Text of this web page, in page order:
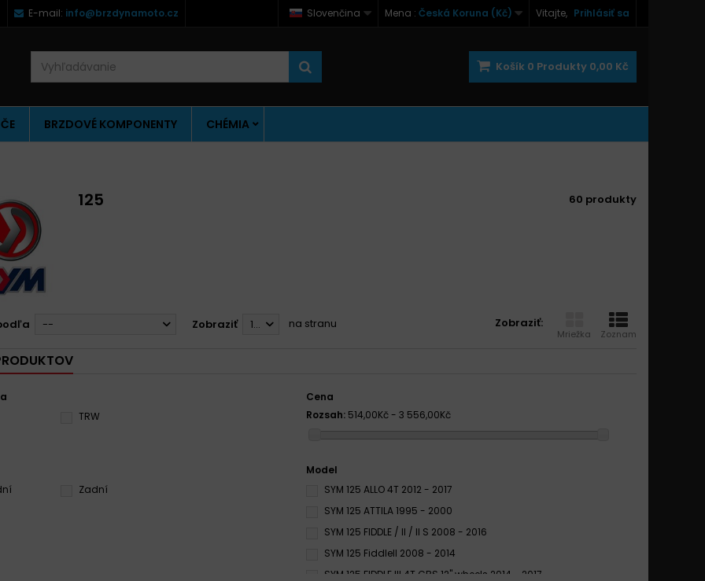
Vitajte, Prihlásiť sa
Mena : Česká Koruna (Kč)
Slovenčina
E-mail: info@brzdynamoto.cz
Košík 0 Produkty 0,00 Kč
BRZDOVÉ KOMPONENTY CHÉMIA
125 60 produkty
Zobraziť:
Mriežka Zoznam
-- Zobraziť 12 na stranu
TRW
Cena
Rozsah: 514,00Kč - 3 556,00Kč
Zadní
Model
SYM 125 ALLO 4T 2012 - 2017
SYM 125 ATTILA 1995 - 2000
SYM 125 FIDDLE / II / II S 2008 - 2016
SYM 125 FiddleII 2008 - 2014
SYM 125 FIDDLE III 4T CBS 12" wheels 2014 - 2017